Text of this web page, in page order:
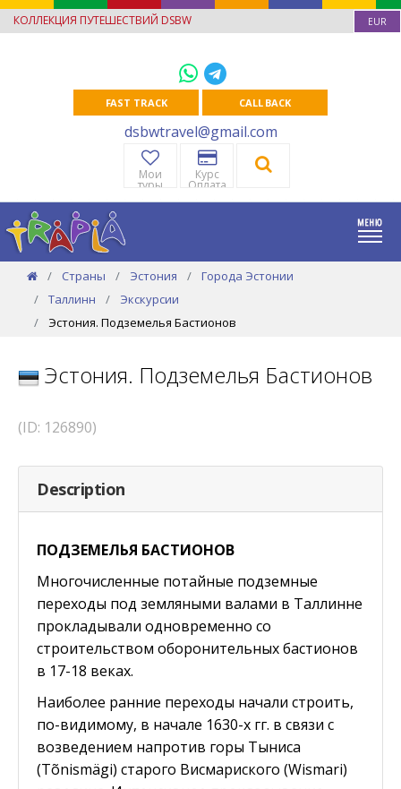
КОЛЛЕКЦИЯ ПУТЕШЕСТВИЙ DSBW EUR
FAST TRACK CALL BACK
dsbwtravel@gmail.com
Мои
туры
Курс
Оплата
Страны Эстония
Города Эстонии
Таллинн
Экскурсии
Эстония. Подземелья Бастионов
Эстония. Подземелья Бастионов
(ID: 126890)
Description
ПОДЗЕМЕЛЬЯ БАСТИОНОВ
Многочисленные потайные подземные
переходы под земляными валами в Таллинне
прокладывали одновременно со
строительством оборонительных бастионов
в 17-18 веках.
Наиболее ранние переходы начали строить,
по-видимому, в начале 1630-х гг. в связи с
возведением напротив горы Тыниса
(Tõnismägi) старого Висмариского (Wismari)